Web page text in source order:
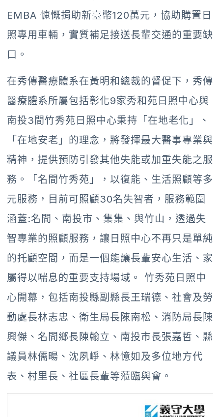
EMBA 慷慨捐助新臺幣120萬元，協助購置日
照專用車輛，實質補足接送長輩交通的重要缺
口。
在秀傳醫療體系在黃明和總裁的督促下，秀傳
醫療體系所屬包括彰化9家秀和苑日照中心與
南投3間竹秀苑日照中心秉持「在地老化」、
「在地安老」的理念，將發揮最大醫事專業與
精神，提供預防引發其他失能或加重失能之服
務。「名間竹秀苑」，以復能、生活照顧等多
元服務，目前可照顧30名失智者，服務範圍
涵蓋:名間、南投市、集集、與竹山，透過失
智專業的照顧服務，讓日照中心不再只是單純
的托顧空間，而是一個能讓長輩安心生活、家
屬得以喘息的重要支持場域。 竹秀苑日照中
心開幕，包括南投縣副縣長王瑞德、社會及勞
動處長林志忠、衛生局長陳南松、消防局長陳
興傑、名間鄉長陳翰立、南投市長張嘉哲、縣
議員林儒暘、沈夙崢、林憶如及多位地方代
表、村里長、社區長輩等蒞臨與會。